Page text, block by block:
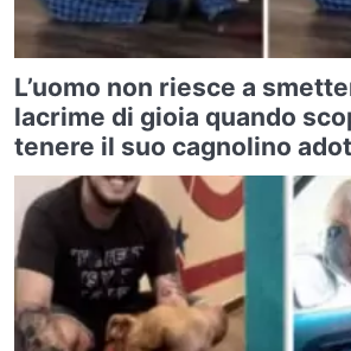
L’uomo non riesce a
lacrime di gioia quando
tenere il suo cagnolino